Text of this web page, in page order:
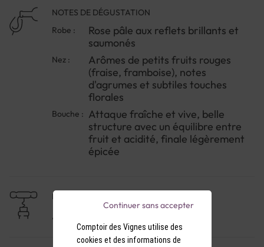
naissance à ce vin d'une belle vivacité. Sa robe
délicatement rosée annonce un vin de plaisir, idéal
pour accompagner les moments de convivialité.Ce
magnum se prête merveilleusement aux repas entre
amis ou aux célébrations estivales, où sa fraîcheur
et ses notes fruitées sauront ravir les palais. À
servir bien frais pour apprécier pleinement ses
qualités aromatiques, ce Gris d'Ardèche est
l'ambassadeur parfait de la richesse viticole de
cette région qui ne cesse de nous surprendre.
NOTES DE DÉGUSTATION
Robe :
Rose pâle aux reflets brillants et
saumonés
Nez :
Arômes de petits fruits rouges
(fraise, framboise), notes
d'agrumes et subtiles touches
florales
Bouche : Attaque fraîche et vive, belle
structure avec un équilibre entre
fruit et acidité, finale légèrement
épicée
NIVEAU DE GARDE
A consommer dans l'année
Comptoir des Vignes utilise des
cookies et des informations de
Continuer sans accepter